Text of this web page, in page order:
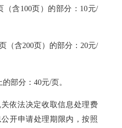
（含100页）的部分：10元/
（含200页）的部分：20元/
的部分：40元/页。
依法决定收取信息处理费
开申请处理期限内，按照